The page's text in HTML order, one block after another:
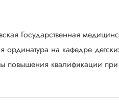
Государственная
ординатура на кафедре
повышения квалификации